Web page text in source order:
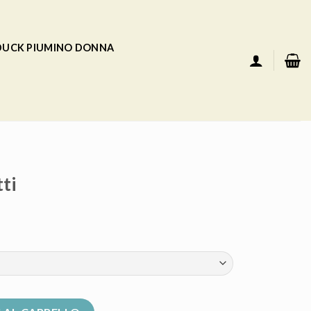
PIUMINO DONNA